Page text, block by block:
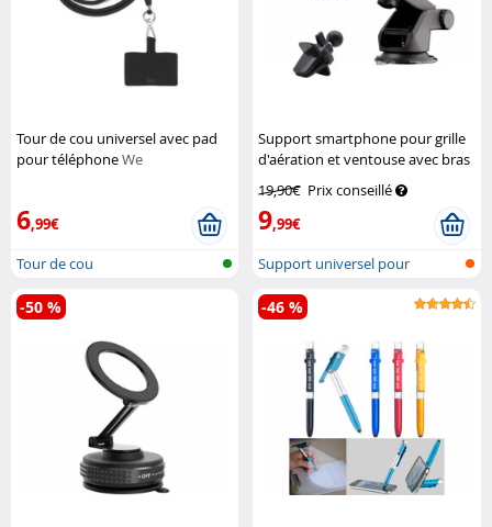
Tour de cou universel avec pad
pour téléphoneWe
6,99€
Tour de cou
Support smartphone pour grille
d'aération et ventouse avec bras
19,90€ Prix conseillé
9,99€
Support universel pour
téléphone po...
-50 % -46 %